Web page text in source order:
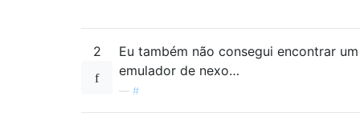
2
Eu também não consegui encontrar um
emulador de nexo…
#